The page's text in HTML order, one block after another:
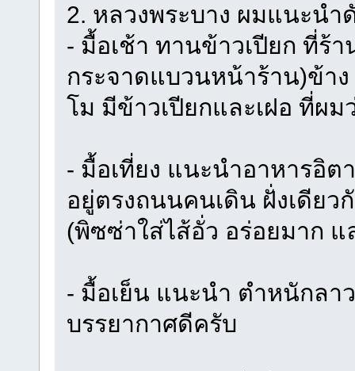
2. หลวงพระบาง ผมแนะนำ
- มื้อเช้า ทานข้าวเปียก ที่ร้
กระจาดแบวนหน้าร้าน)ข้า
โม มีข้าวเปียกและเฝอ ที่ผ
- มื้อเที่ยง แนะนำอาหารอิ
อยู่ตรงถนนคนเดิน ฝั่งเดียว
(พิซซ่าใส่ไส้อั่ว อร่อยมาก แ
- มื้อเย็น แนะนำ ตำหนักลา
บรรยากาศดีครับ